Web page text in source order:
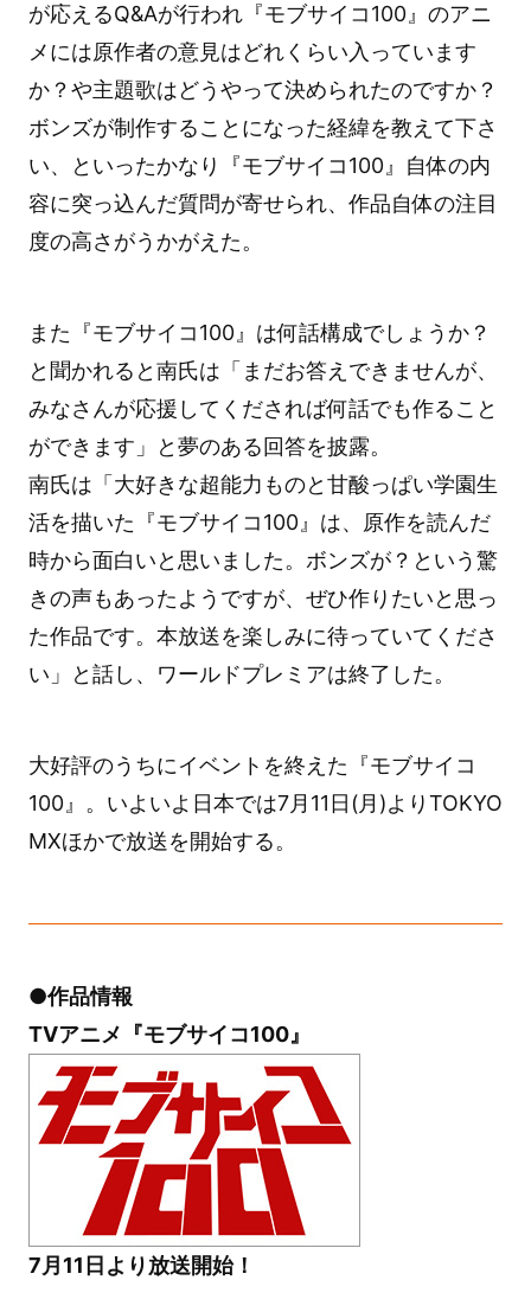
が応えるQ&Aが行われ『モブサイコ100』のアニ
メには原作者の意見はどれくらい入っています
か？や主題歌はどうやって決められたのですか？
ボンズが制作することになった経緯を教えて下さ
い、といったかなり『モブサイコ100』自体の内
容に突っ込んだ質問が寄せられ、作品自体の注目
度の高さがうかがえた。
また『モブサイコ100』は何話構成でしょうか？
と聞かれると南氏は「まだお答えできませんが、
みなさんが応援してくだされば何話でも作ること
ができます」と夢のある回答を披露。
南氏は「大好きな超能力ものと甘酸っぱい学園生
活を描いた『モブサイコ100』は、原作を読んだ
時から面白いと思いました。ボンズが？という驚
きの声もあったようですが、ぜひ作りたいと思っ
た作品です。本放送を楽しみに待っていてくださ
い」と話し、ワールドプレミアは終了した。
大好評のうちにイベントを終えた『モブサイコ
100』。いよいよ日本では7月11日(月)よりTOKYO
MXほかで放送を開始する。
●作品情報
TVアニメ『モブサイコ100』
7月11日より放送開始！